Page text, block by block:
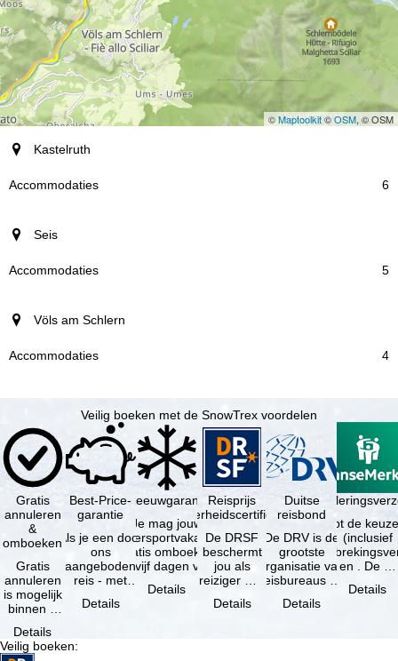
©Maptoolkit©OSM, © OSM
plaats
Accommodaties
Kastelruth
6
Seis
5
Völs am Schlern
4
Veilig boeken met de SnowTrex voordelen
Gratis
annuleren
&
omboeken
Gratis
annuleren
is mogelijk
binnen 5
de
boeking,
Details
Best-Price-
garantie
Als je een door
ons
aangeboden
reis - met
dezelfde inhoud
en
Details
Sneeuwgarantie
Je mag jouw
wintersportvakantie
gratis omboeken
als vijf dagen voor
Details
Reisprijs
zekerheidscertificaat
De DRSF
beschermt
jou als
reiziger met
pakketreis
Details
Duitse
reisbond
De DRV is de
grootste
organisatie van
reisbureaus en
in Duitsland. …
Details
Je hebt de
(inclusief
en . De …
Details
Veilig boeken: